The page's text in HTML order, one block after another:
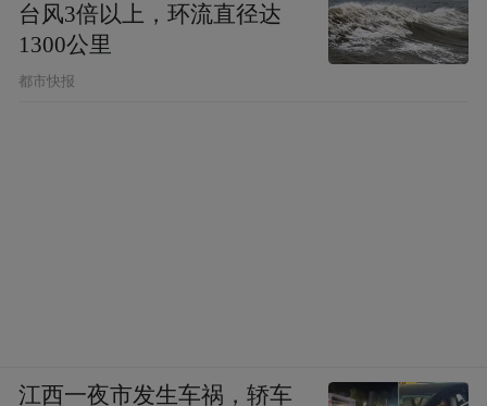
台风3倍以上，环流直径达
1300公里
都市快报
江西一夜市发生车祸，轿车